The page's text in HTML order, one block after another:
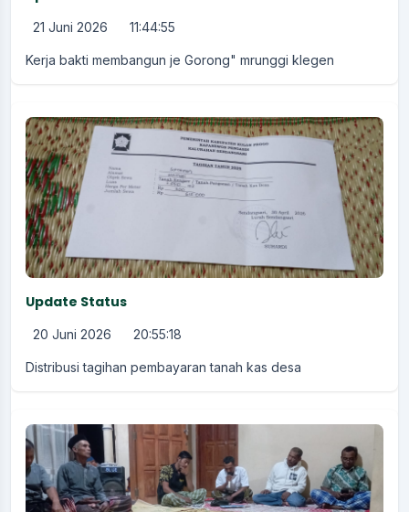
21 Juni 2026 11:44:55
Kerja bakti membangun je Gorong" mrunggi klegen
Update Status
20 Juni 2026 20:55:18
Distribusi tagihan pembayaran tanah kas desa